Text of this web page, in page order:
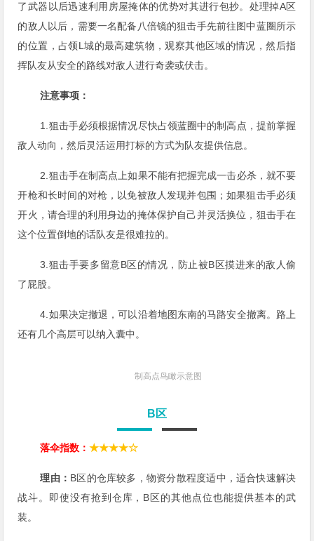
了武器以后迅速利用房屋掩体的优势对其进行包抄。处理掉A区
的敌人以后，需要一名配备八倍镜的狙击手先前往图中蓝圈所示
的位置，占领L城的最高建筑物，观察其他区域的情况，然后指
挥队友从安全的路线对敌人进行奇袭或伏击。
注意事项：
1.狙击手必须根据情况尽快占领蓝圈中的制高点，提前掌握
敌人动向，然后灵活运用打标的方式为队友提供信息。
2.狙击手在制高点上如果不能有把握完成一击必杀，就不要
开枪和长时间的对枪，以免被敌人发现并包围；如果狙击手必须
开火，请合理的利用身边的掩体保护自己并灵活换位，狙击手在
这个位置倒地的话队友是很难拉的。
3.狙击手要多留意B区的情况，防止被B区摸进来的敌人偷
了屁股。
4.如果决定撤退，可以沿着地图东南的马路安全撤离。路上
还有几个高层可以纳入囊中。
制高点鸟瞰示意图
B区
落伞指数：★★★★☆
理由： B区的仓库较多，物资分散程度适中，适合快速解决
战斗。即使没有抢到仓库，B区的其他点位也能提供基本的武
装。